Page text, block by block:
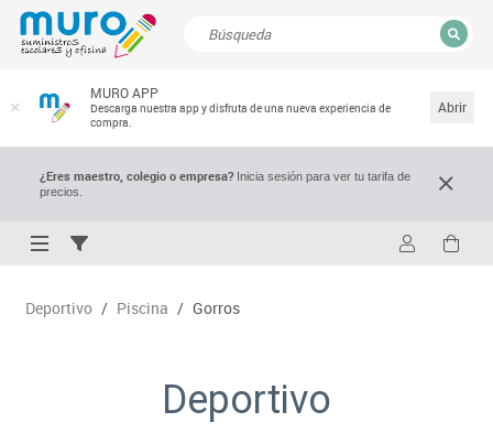
MURO APP
Descarga nuestra app y disfruta de una nueva experiencia de
compra.
Abrir
¿Eres maestro, colegio o empresa?Inicia sesión para ver tu tarifa de
precios.
Deportivo / Piscina / Gorros
Deportivo